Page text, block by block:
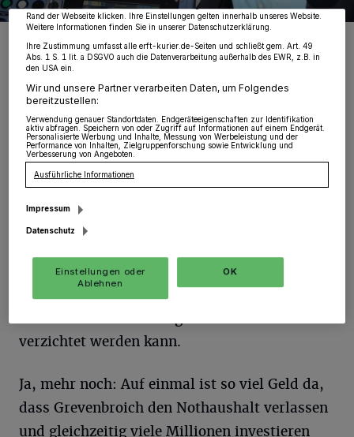
Foto: KV/Gerhard P.Müller
D er Grund der Steuer
Für dieses Jahr wurde die Grundsteuer B
und Kämmerer zusammen und taten jede
Menge Einsparungsmöglichkeiten auf, so dass
verzichtet werden kann.
Ja, mehr noch: Auf einmal ist so viel Geld da,
dass Grevenbroich den Nothaushalt verlassen
und gleichzeitig viele Millionen investieren
widerrufen, indem Sie auf den Link Einstellungen oder Ablehnen am unteren
Rand der Webseite klicken. Ihre Einstellungen gelten innerhalb unseres Website.
Weitere Informationen finden Sie in unserer Datenschutzerklärung.
Ihre Zustimmung umfasst alle erft-kurier.de-Seiten und schließt gem. Art. 49
Abs. 1 S. 1 lit. a DSGVO auch die Datenverarbeitung außerhalb des EWR, z.B. in
den USA ein.
Wir und unsere Partner verarbeiten Daten, um Folgendes
bereitzustellen:
Verwendung genauer Standortdaten. Endgeräteeigenschaften zur Identifikation
aktiv abfragen. Speichern von oder Zugriff auf Informationen auf einem Endgerät.
Personalisierte Werbung und Inhalte, Messung von Werbeleistung und der
Performance von Inhalten, Zielgruppenforschung sowie Entwicklung und
Verbesserung von Angeboten.
Ausführliche Informationen
Impressum
Datenschutz
Einstellungen oder
Ablehnen
OK